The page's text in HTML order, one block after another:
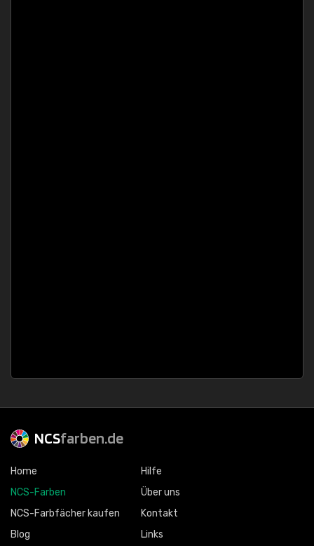
NCSfarben.de
Home
NCS-Farben
NCS-Farbfächer kaufen
Blog
Hilfe
Über uns
Kontakt
Links